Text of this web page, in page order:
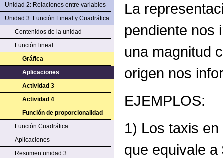
Unidad 2: Relaciones entre variables
Unidad 3: Función Lineal y Cuadrática
Contenidos de la unidad
Función lineal
Gráfica
Aplicaciones
Actividad 3
Actividad 4
Función de proporcionalidad
Función Cuadrática
Aplicaciones
Resumen unidad 3
La
pendiente nos
una magnitud
origen nos
EJEMPLOS:
1) Los taxis
que equivale